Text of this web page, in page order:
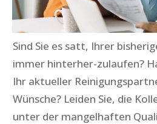
Sind Sie es satt, Ihrer
immer hinterher-zulaufen?
Ihr aktueller
Wünsche? Leiden Sie, die
unter der mangelhaften